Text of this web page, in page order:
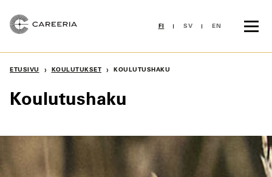
sisältöön
FI SV EN
ETUSIVU › KOULUTUKSET › KOULUTUSHAKU
Koulutushaku